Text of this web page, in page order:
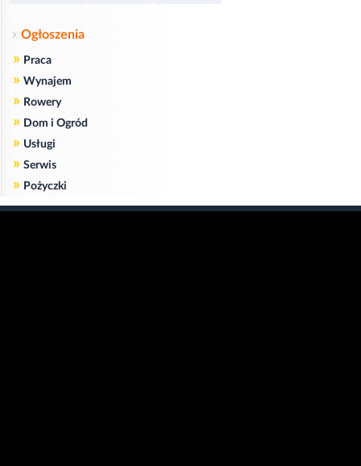
Ogłoszenia
» Praca
» Wynajem
» Rowery
» Dom i Ogród
» Usługi
» Serwis
» Pożyczki